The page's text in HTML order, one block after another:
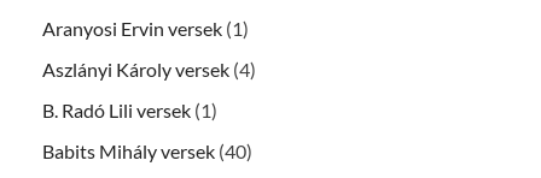
Aranyosi Ervin versek (1)
Aszlányi Károly versek (4)
B. Radó Lili versek (1)
Babits Mihály versek (40)